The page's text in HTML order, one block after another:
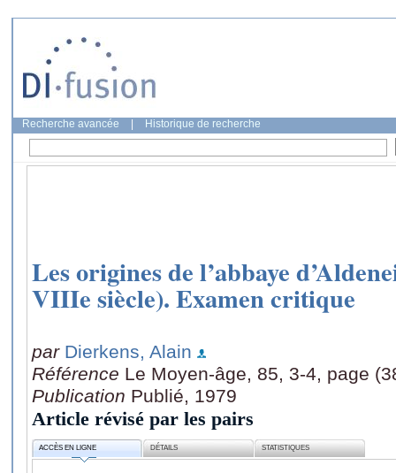
Recherche avancée Historique de recherche
Les origines de l’abbaye
VIIIe siècle). Examen critique
par Dierkens, Alain
Référence Le Moyen-âge, 85, 3-4, page
Publication Publié, 1979
Article révisé par les pairs
ACCÈS EN LIGNE DÉTAILS STATISTIQUES